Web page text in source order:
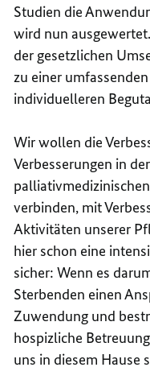
Studien die
wird nun
der gesetzlichen
zu einer
individuelleren
Wir wollen die
Verbesserungen in
verbinden, mit
Aktivitäten unserer
hier schon eine
sicher: Wenn es
Sterbenden einen
Zuwendung und
hospizliche
uns in diesem Hause